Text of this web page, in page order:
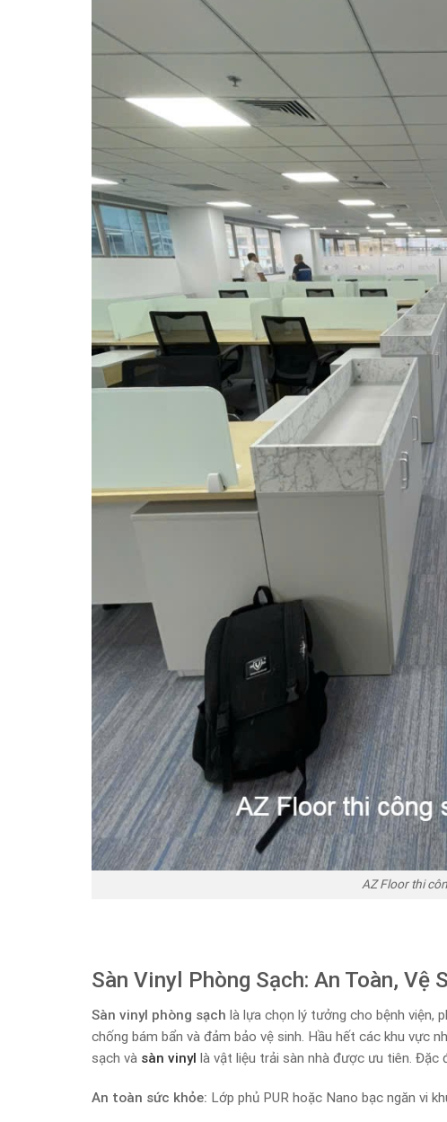
AZ Floor thi
Sàn Vinyl Phòng Sạch: An Toàn, Vệ
Sàn vinyl phòng sạch là lựa chọn lý tưởng cho bệnh viện,
chống bám bẩn và đảm bảo vệ sinh. Hầu hết các khu vực
sạch và sàn vinyl là vật liệu trải sàn nhà được ưu tiên. Đặc
An toàn sức khỏe: Lớp phủ PUR hoặc Nano bạc ngăn vi